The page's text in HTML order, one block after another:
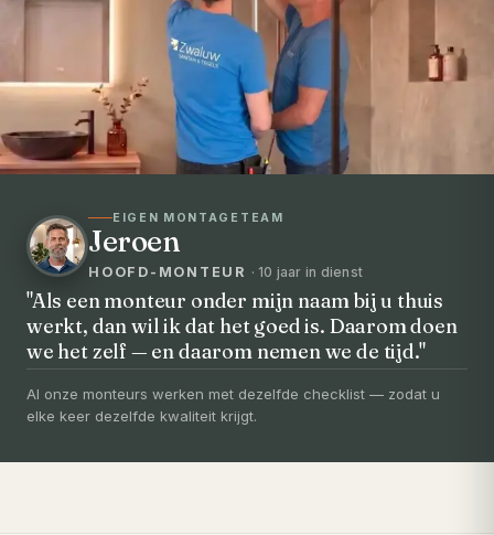
EIGEN MONTAGETEAM
Jeroen
HOOFD-MONTEUR · 10 jaar in dienst
"Als een monteur onder mijn naam bij u thuis
werkt, dan wil ik dat het goed is. Daarom doen
we het zelf — en daarom nemen we de tijd."
Al onze monteurs werken met dezelfde checklist — zodat u
elke keer dezelfde kwaliteit krijgt.
VOORHEEN → NA
Uw badkamer, volledig vernieuwd in
3-5 dagen
levertijd van slechts 4 weken.